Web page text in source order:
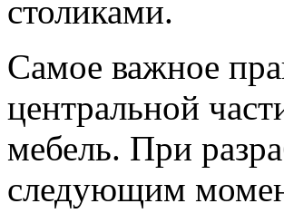
столиками.
Самое важное
центральной
мебель. При
следующим